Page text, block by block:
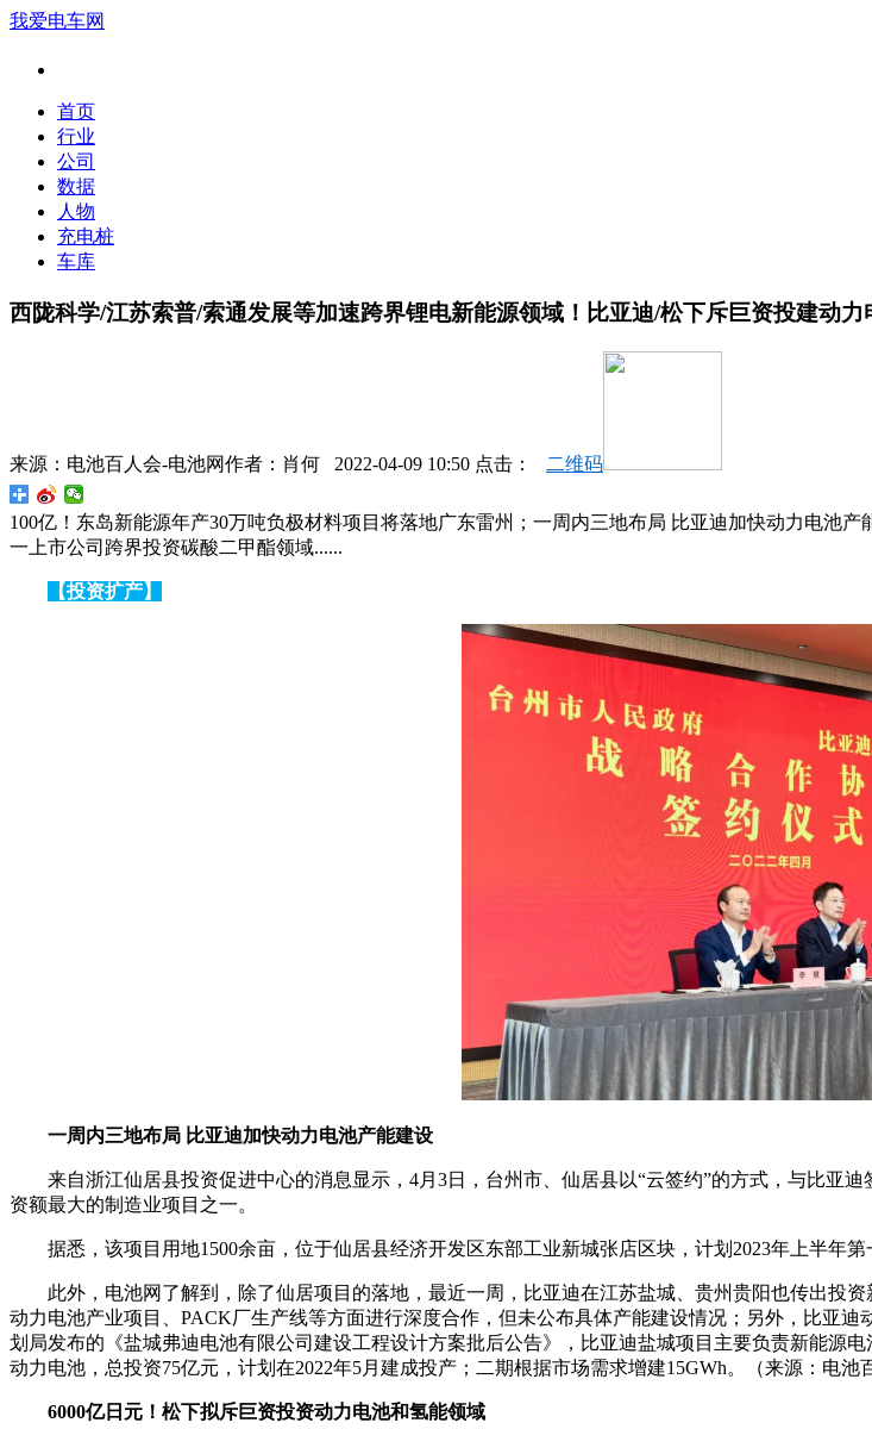
我爱电车网
首页
行业
公司
数据
人物
充电桩
车库
西陇科学/江苏索普/索通发展等加速跨界锂电新能源领域！比亚迪/松下斥巨资投建动力
来源： 电池百人会-电池网作者： 肖何 2022-04-09 10:50 点击： 二维码
100亿！东岛新能源年产30万吨负极材料项目将落地广东雷州；一周内三地布局 比亚迪加快动力电池
一上市公司跨界投资碳酸二甲酯领域......
【投资扩产】
一周内三地布局 比亚迪加快动力电池产能建设
来自浙江仙居县投资促进中心的消息显示，4月3日，台州市、仙居县以“云签约”的方式，与比亚
资额最大的制造业项目之一。
据悉，该项目用地1500余亩，位于仙居县经济开发区东部工业新城张店区块，计划2023年上半年
此外，电池网了解到，除了仙居项目的落地，最近一周，比亚迪在江苏盐城、贵州贵阳也传出投
动力电池产业项目、PACK厂生产线等方面进行深度合作，但未公布具体产能建设情况；另外，比亚
划局发布的《盐城弗迪电池有限公司建设工程设计方案批后公告》，比亚迪盐城项目主要负责新能源
动力电池，总投资75亿元，计划在2022年5月建成投产；二期根据市场需求增建15GWh。（来源：电池
6000亿日元！松下拟斥巨资投资动力电池和氢能领域